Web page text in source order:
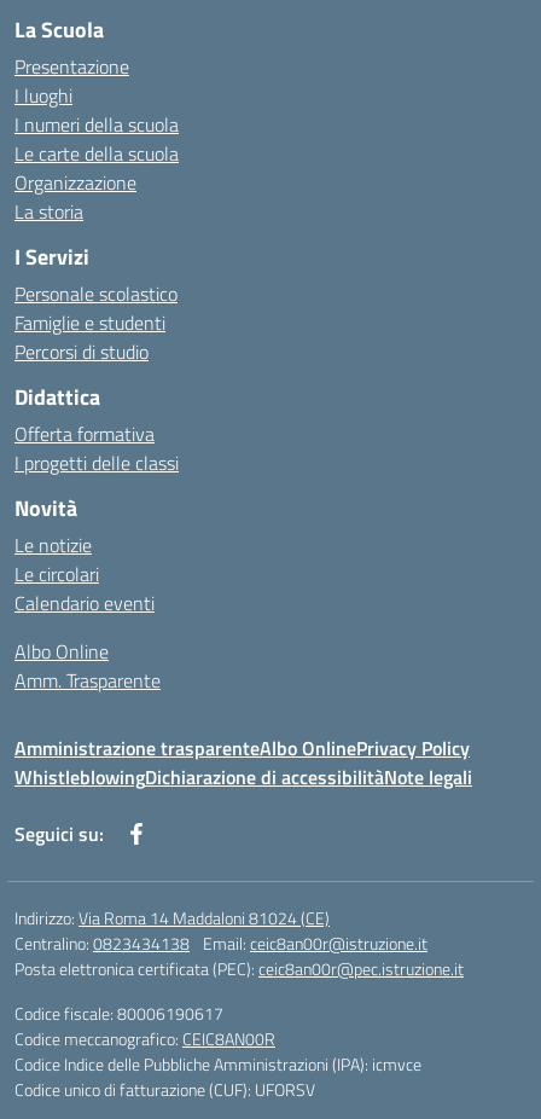
La Scuola
Presentazione
I luoghi
I numeri della scuola
Le carte della scuola
Organizzazione
La storia
I Servizi
Personale scolastico
Famiglie e studenti
Percorsi di studio
Didattica
Offerta formativa
I progetti delle classi
Novità
Le notizie
Le circolari
Calendario eventi
Albo Online
Amm. Trasparente
Amministrazione trasparenteAlbo OnlinePrivacy Policy
WhistleblowingDichiarazione di accessibilitàNote legali
Seguici su:
Indirizzo:Via Roma 14 Maddaloni 81024 (CE)
Centralino:0823434138 Email:ceic8an00r@istruzione.it
Posta elettronica certificata (PEC):ceic8an00r@pec.istruzione.it
Codice fiscale: 80006190617
Codice meccanografico: CEIC8AN00R
Codice Indice delle Pubbliche Amministrazioni (IPA): icmvce
Codice unico di fatturazione (CUF): UFORSV